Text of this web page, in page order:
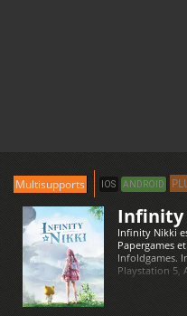
Multisupports IOS ANDROID
Infinity
Infinity Nikki
Papergames
Infoldgames.
Playstation 5,